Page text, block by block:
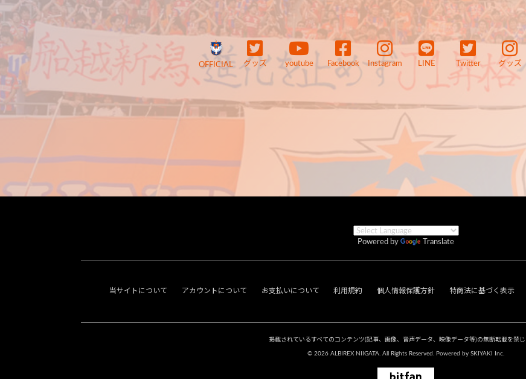
OFFICIAL グッズ youtube Facebook Instagram LINE Twitter グッズ
Powered by Translate
当サイトについて アカウントについて お支払いについて 利用規約 個人情報保護方針 特商法に基づく表示
掲載されているすべてのコンテンツ(記事、画像、音声データ、映像データ等)の無断転載を禁じ
© 2026 ALBIREX NIIGATA. All Rights Reserved. Powered by SKIYAKI Inc.